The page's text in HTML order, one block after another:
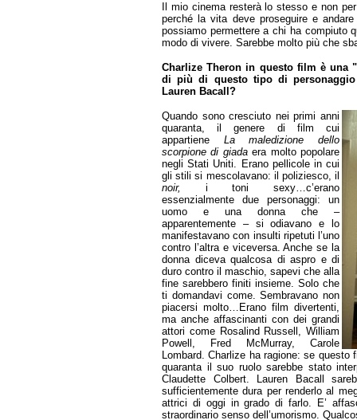
Il mio cinema resterà lo stesso e non
perché la vita deve proseguire e
possiamo permettere a chi ha compiuto
modo di vivere. Sarebbe molto più che
Charlize Theron in questo film è una
di più di questo tipo di
Lauren Bacall?
Quando sono cresciuto nei primi anni
quaranta, il genere di film cui
appartiene La maledizione dello
scorpione di giadaera molto popolare
negli Stati Uniti. Erano pellicole in cui
gli stili si mescolavano: il poliziesco, il
noir, i toni sexy…c’erano
essenzialmente due personaggi: un
uomo e una donna che –
apparentemente – si odiavano e lo
manifestavano con insulti ripetuti l’uno
contro l’altra e viceversa. Anche se la
donna diceva qualcosa di aspro e di
duro contro il maschio, sapevi che alla
fine sarebbero finiti insieme. Solo che
ti domandavi come. Sembravano non
piacersi molto…Erano film divertenti,
ma anche affascinanti con dei grandi
attori come Rosalind Russell, William
Powell, Fred McMurray, Carole
Lombard. Charlize ha ragione: se
quaranta il suo ruolo sarebbe stato
Claudette Colbert. Lauren Bacall
sufficientemente dura per renderlo al
attrici di oggi in grado di farlo. E’
straordinario senso dell’umorismo.